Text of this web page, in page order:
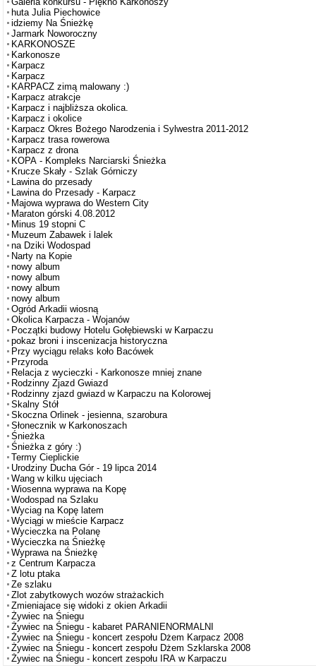
huta Julia Piechowice
idziemy Na Śnieżkę
Jarmark Noworoczny
KARKONOSZE
Karkonosze
Karpacz
Karpacz
KARPACZ zimą malowany :)
Karpacz atrakcje
Karpacz i najbliższa okolica.
Karpacz i okolice
Karpacz Okres Bożego Narodzenia i Sylwestra 2011-2012
Karpacz trasa rowerowa
Karpacz z drona
KOPA - Kompleks Narciarski Śnieżka
Krucze Skały - Szlak Górniczy
Lawina do przesady
Lawina do Przesady - Karpacz
Majowa wyprawa do Western City
Maraton górski 4.08.2012
Minus 19 stopni C
Muzeum Zabawek i lalek
na Dziki Wodospad
Narty na Kopie
nowy album
nowy album
nowy album
nowy album
Ogród Arkadii wiosną
Okolica Karpacza - Wojanów
Początki budowy Hotelu Gołębiewski w Karpaczu
pokaz broni i inscenizacja historyczna
Przy wyciągu relaks koło Bacówek
Przyroda
Relacja z wycieczki - Karkonosze mniej znane
Rodzinny Zjazd Gwiazd
Rodzinny zjazd gwiazd w Karpaczu na Kolorowej
Skalny Stół
Skoczna Orlinek - jesienna, szarobura
Słonecznik w Karkonoszach
Śnieżka
Śnieżka z góry :)
Termy Cieplickie
Urodziny Ducha Gór - 19 lipca 2014
Wang w kilku ujęciach
Wiosenna wyprawa na Kopę
Wodospad na Szlaku
Wyciag na Kopę latem
Wyciągi w mieście Karpacz
Wycieczka na Polanę
Wycieczka na Śnieżkę
Wyprawa na Śnieżkę
z Centrum Karpacza
Z lotu ptaka
Ze szlaku
Zlot zabytkowych wozów strażackich
Zmieniajace się widoki z okien Arkadii
Żywiec na Śniegu
Żywiec na Śniegu - kabaret PARANIENORMALNI
Żywiec na Śniegu - koncert zespołu Dżem Karpacz 2008
Żywiec na Śniegu - koncert zespołu Dżem Szklarska 2008
Żywiec na Śniegu - koncert zespołu IRA w Karpaczu